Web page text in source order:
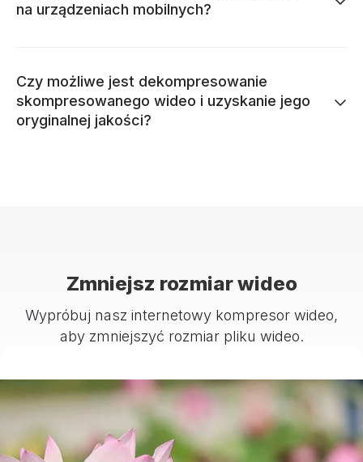
na urządzeniach mobilnych?
Czy możliwe jest dekompresowanie
skompresowanego wideo i uzyskanie jego
oryginalnej jakości?
Zmniejsz rozmiar wideo
Wypróbuj nasz internetowy kompresor wideo,
aby zmniejszyć rozmiar pliku wideo.